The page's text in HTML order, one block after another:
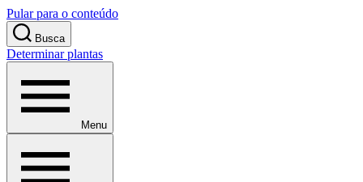
Pular para o conteúdo
Busca
Determinar plantas
Menu